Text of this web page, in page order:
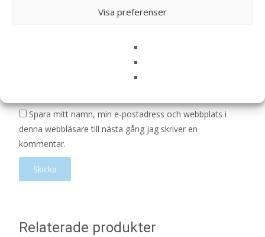
Visa preferenser
Spara mitt namn, min e-postadress och webbplats i
denna webbläsare till nästa gång jag skriver en
kommentar.
Relaterade produkter